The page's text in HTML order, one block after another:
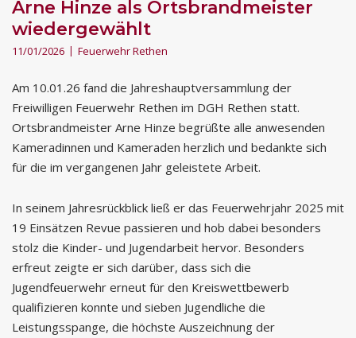
Arne Hinze als Ortsbrandmeister
wiedergewählt
11/01/2026 Feuerwehr Rethen
Am 10.01.26 fand die Jahreshauptversammlung der
Freiwilligen Feuerwehr Rethen im DGH Rethen statt.
Ortsbrandmeister Arne Hinze begrüßte alle anwesenden
Kameradinnen und Kameraden herzlich und bedankte sich
für die im vergangenen Jahr geleistete Arbeit.
In seinem Jahresrückblick ließ er das Feuerwehrjahr 2025 mit
19 Einsätzen Revue passieren und hob dabei besonders
stolz die Kinder- und Jugendarbeit hervor. Besonders
erfreut zeigte er sich darüber, dass sich die
Jugendfeuerwehr erneut für den Kreiswettbewerb
qualifizieren konnte und sieben Jugendliche die
Leistungsspange, die höchste Auszeichnung der